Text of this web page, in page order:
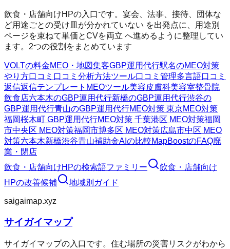
飲食・店舗向けHPの入口です。宴会、法事、接待、団体な
ど用途ごとの受け皿が分かれていない を出発点に、用途別
ページを束ねて単価とCVを両立 へ進めるように整理してい
ます。2つの役割をまとめています
VOLTの料金MEO・地図集客GBP運用代行駅名のMEO対策
やり方口コミ 口コミ分析方法ツール口コミ管理多言語口コミ
返信返信テンプレート MEOツール美容皮膚科美容室整骨院
飲食店六本木のGBP運用代行新橋のGBP運用代行渋谷の
GBP運用代行青山のGBP運用代行MEO対策 東京MEO対策
福岡桜木町 GBP運用代行MEO対策 千葉港区 MEO対策福岡
市中央区 MEO対策福岡市博多区 MEO対策広島市中区 MEO
対策六本木新橋渋谷青山補助金AIの比較MapBoostのFAQ廃
業・閉店
飲食・店舗向けHPの検索語ファミリー
飲食・店舗向け
HPの改善候補 地域別ガイド
saigaimap.xyz
サイガイマップ
サイガイマップの入口です。住む場所の災害リスクがわから